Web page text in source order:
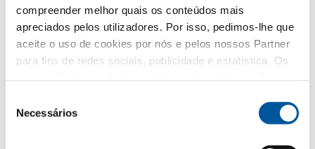
compreender melhor quais os conteúdos mais
apreciados pelos utilizadores. Por isso, pedimos-lhe que
aceite o uso de cookies por nós e pelos nossos Partner
para fins de redes sociais, publicidade e estatística. Os
parte da sua utilização do website. Obrigado.
Necessários
Qual é o tema que mais lhe interessa?
Janelas